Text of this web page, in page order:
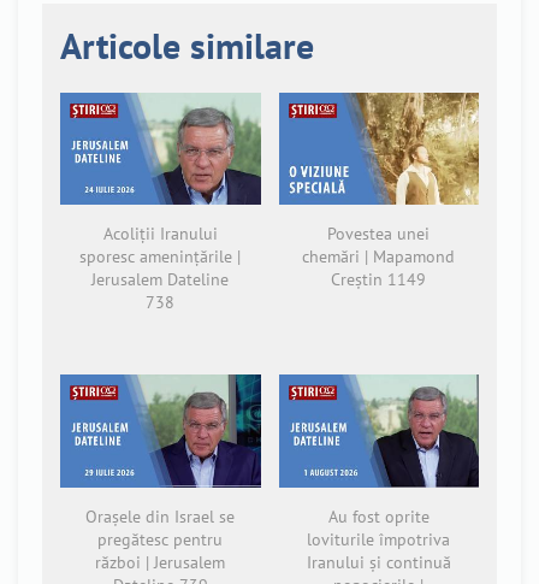
Articole similare
Acoliții Iranului
sporesc amenințările |
Jerusalem Dateline
738
Povestea unei
chemări | Mapamond
Creștin 1149
Orașele din Israel se
pregătesc pentru
război | Jerusalem
Au fost oprite
loviturile împotriva
Iranului și continuă